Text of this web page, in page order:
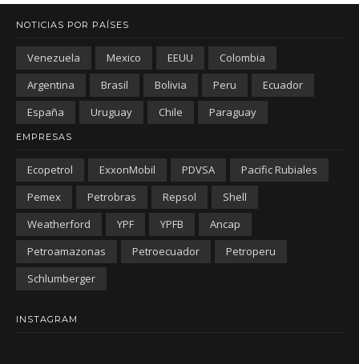
NOTICIAS POR PAÍSES
Venezuela Mexico EEUU
Colombia
Argentina
Brasil Bolivia Peru
Ecuador
España
Uruguay Chile Paraguay
EMPRESAS
Ecopetrol ExxonMobil PDVSA
Pacific Rubiales
Pemex
Petrobras Repsol
Shell
Weatherford
YPF YPFB
Ancap
Petroamazonas
Petroecuador
Petroperu
Schlumberger
INSTAGRAM